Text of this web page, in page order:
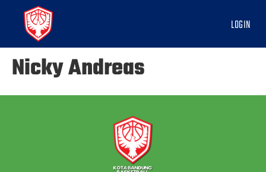
LOGIN
Nicky Andreas